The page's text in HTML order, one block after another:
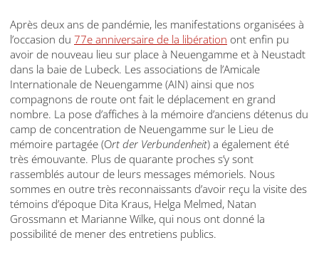
Après deux ans de pandémie, les manifestations organisées à
l’occasion du 77e anniversaire de la libération ont enfin pu
avoir de nouveau lieu sur place à Neuengamme et à Neustadt
dans la baie de Lubeck. Les associations de l’Amicale
Internationale de Neuengamme (AIN) ainsi que nos
compagnons de route ont fait le déplacement en grand
nombre. La pose d’affiches à la mémoire d’anciens détenus du
camp de concentration de Neuengamme sur le Lieu de
mémoire partagée (Ort der Verbundenheit) a également été
très émouvante. Plus de quarante proches s’y sont
rassemblés autour de leurs messages mémoriels. Nous
sommes en outre très reconnaissants d’avoir reçu la visite des
témoins d’époque Dita Kraus, Helga Melmed, Natan
Grossmann et Marianne Wilke, qui nous ont donné la
possibilité de mener des entretiens publics.